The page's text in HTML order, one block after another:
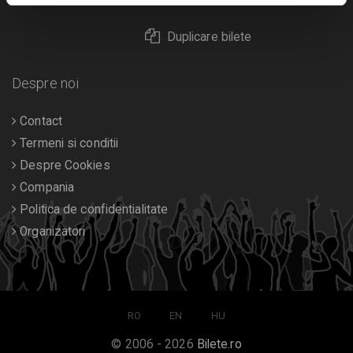
Duplicare bilete
Despre noi
Contact
Termeni si conditii
Despre Cookies
Compania
Politica de confidentialitate
Organizatori
RO EN HU
© 2006 - 2026 Bilete.ro